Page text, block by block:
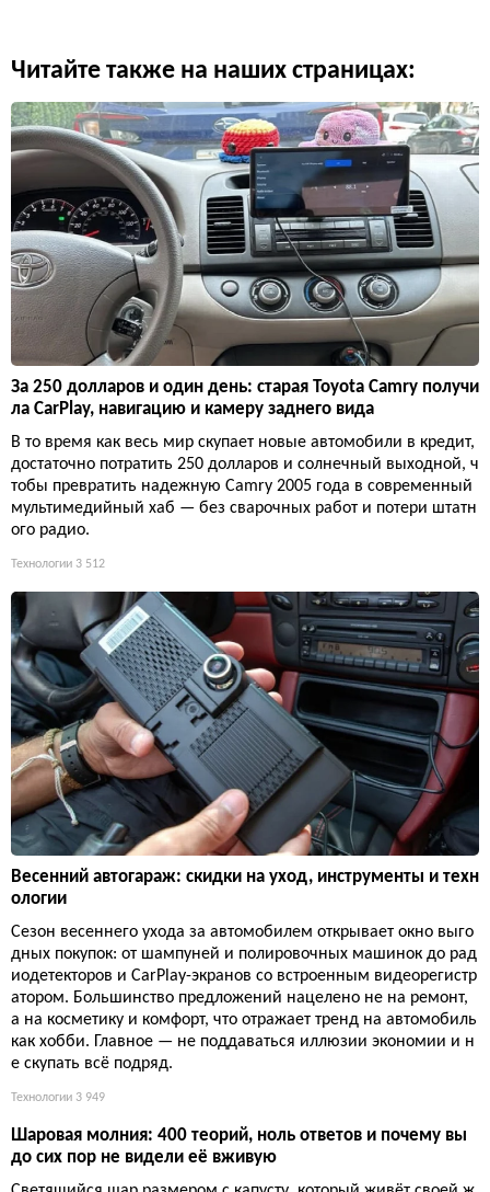
Читайте также на наших страницах:
За 250 долларов и один день: старая Toyota Camry получи
ла CarPlay, навигацию и камеру заднего вида
В то время как весь мир скупает новые автомобили в кредит,
достаточно потратить 250 долларов и солнечный выходной, ч
тобы превратить надежную Camry 2005 года в современный
мультимедийный хаб — без сварочных работ и потери штатн
ого радио.
Технологии 3 512
Весенний автогараж: скидки на уход, инструменты и техн
ологии
Сезон весеннего ухода за автомобилем открывает окно выго
дных покупок: от шампуней и полировочных машинок до рад
иодетекторов и CarPlay-экранов со встроенным видеорегистр
атором. Большинство предложений нацелено не на ремонт,
а на косметику и комфорт, что отражает тренд на автомобиль
как хобби. Главное — не поддаваться иллюзии экономии и н
е скупать всё подряд.
Технологии 3 949
Шаровая молния: 400 теорий, ноль ответов и почему вы
до сих пор не видели её вживую